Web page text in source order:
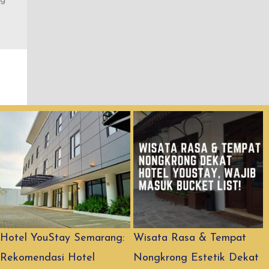
Hotel YouStay Semarang:
Rekomendasi Hotel
Wisata Rasa & Tempat
Nongkrong Estetik Dekat